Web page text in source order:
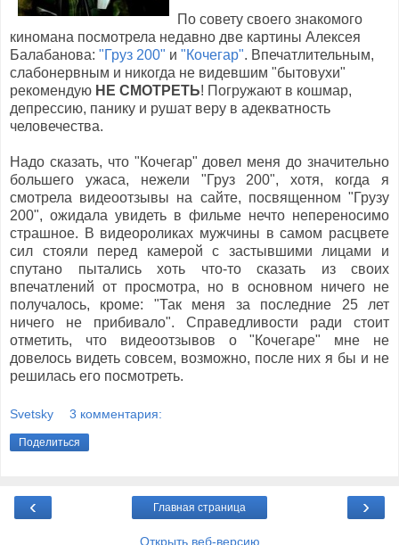
По совету своего знакомого
киномана посмотрела недавно две картины Алексея
Балабанова: "Груз 200" и "Кочегар". Впечатлительным,
слабонервным и никогда не видевшим "бытовухи"
рекомендую НЕ СМОТРЕТЬ! Погружают в кошмар,
депрессию, панику и рушат веру в адекватность
человечества.
Надо сказать, что "Кочегар" довел меня до значительно
большего ужаса, нежели "Груз 200", хотя, когда я
смотрела видеоотзывы на сайте, посвященном "Грузу
200", ожидала увидеть в фильме нечто непереносимо
страшное. В видеороликах мужчины в самом расцвете
сил стояли перед камерой с застывшими лицами и
спутано пытались хоть что-то сказать из своих
впечатлений от просмотра, но в основном ничего не
получалось, кроме: "Так меня за последние 25 лет
ничего не прибивало". Справедливости ради стоит
отметить, что видеоотзывов о "Кочегаре" мне не
довелось видеть совсем, возможно, после них я бы и не
решилась его посмотреть.
Svetsky 3 комментария:
Поделиться
‹ ›
Главная страница
Открыть веб-версию